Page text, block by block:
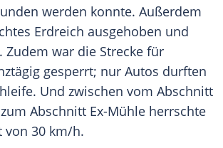
werden konnte. Außerdem
Erdreich ausgehoben und
Zudem war die Strecke für
gesperrt; nur Autos durften
. Und zwischen vom Abschnitt
Abschnitt Ex-Mühle herrschte
von 30 km/h.